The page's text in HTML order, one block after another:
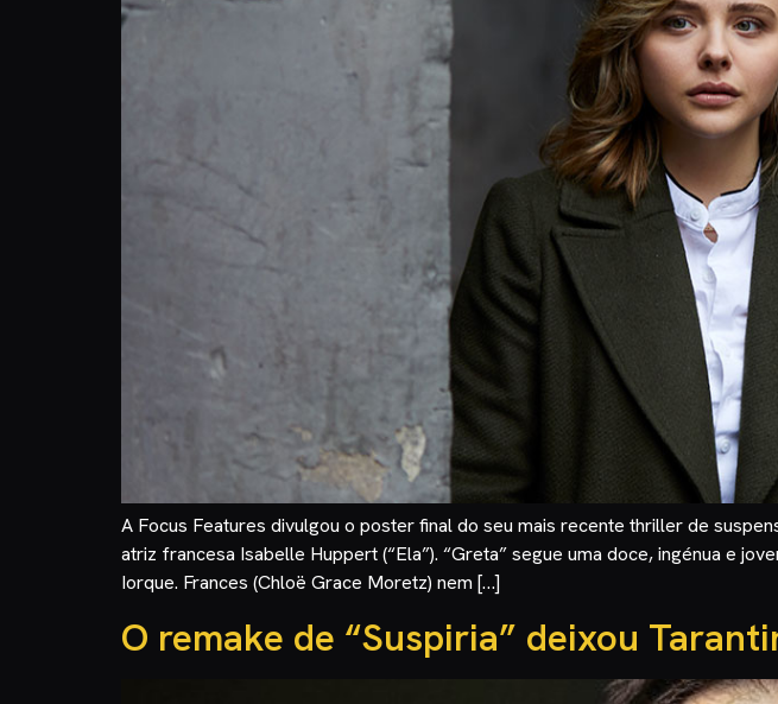
A Focus Features divulgou o poster final do seu mais recente thriller de
atriz francesa Isabelle Huppert (“Ela”). “Greta” segue uma doce, ingénua e
Iorque. Frances (Chloë Grace Moretz) nem […]
O remake de “Suspiria” deixou